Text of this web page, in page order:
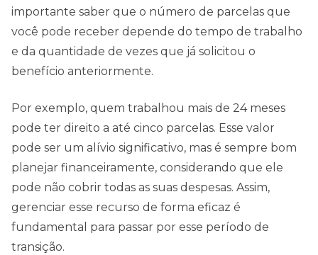
importante saber que o número de parcelas que
você pode receber depende do tempo de trabalho
e da quantidade de vezes que já solicitou o
benefício anteriormente.
Por exemplo, quem trabalhou mais de 24 meses
pode ter direito a até cinco parcelas. Esse valor
pode ser um alívio significativo, mas é sempre bom
planejar financeiramente, considerando que ele
pode não cobrir todas as suas despesas. Assim,
gerenciar esse recurso de forma eficaz é
fundamental para passar por esse período de
transição.